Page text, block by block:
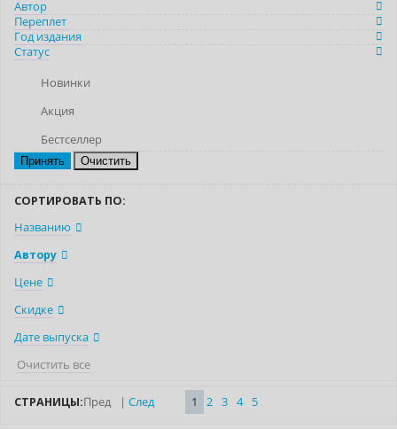
Автор
Переплет
Год издания
Статус
Новинки
Акция
Бестселлер
Очистить
СОРТИРОВАТЬ ПО:
Названию
Автору
Цене
Скидке
Дате выпуска
Очистить все
СТРАНИЦЫ:Пред | След 1 2 3 4 5